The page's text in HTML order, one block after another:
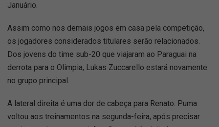
Januário.
Assim como nos demais jogos em casa pela competição,
os jogadores considerados titulares serão relacionados.
Dos jovens do time sub-20 que viajaram ao Paraguai na
derrota para o Olimpia, Lukas Zuccarello estará novamente
no grupo principal.
A lateral direita é uma dor de cabeça para Renato. Puma
voltou aos treinamentos na segunda-feira, após precisar